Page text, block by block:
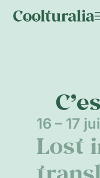
16 – 17
Lost